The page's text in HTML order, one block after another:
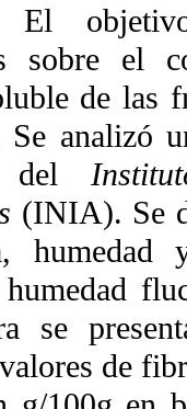
El
sobre el
de las
Se analizó
del
(INIA). Se
se
de